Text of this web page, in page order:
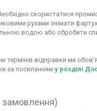
скористатися
рухами знімати
водою або обробити
термінів відправки ми
за посиланням у розділі
замовлення)